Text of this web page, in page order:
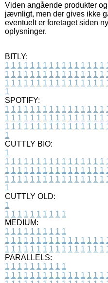
Viden angående produkter
jævnligt, men der gives ikke
eventuelt er foretaget siden
oplysninger.
BITLY:
1 1 1 1 1 1 1 1 1 1 1 1 1 1 1 1
1 1 1 1 1 1 1 1 1 1 1 1 1 1 1 1
1 1 1 1 1 1 1 1 1 1 1 1 1 1 1 1
1
SPOTIFY:
1 1 1 1 1 1 1 1 1 1 1 1 1 1 1 1
1 1 1 1 1 1 1 1 1 1 1 1 1 1 1 1
1 1 1 1 1 1 1 1 1 1 1 1 1 1 1 1
1
CUTTLY BIO:
1
1 1 1 1 1 1 1 1 1 1 1 1 1 1 1 1
1 1 1 1 1 1 1 1 1 1 1 1 1 1 1 1
1 1 1 1 1 1 1 1 1 1 1 1 1 1 1 1
1
CUTTLY OLD:
1
1 1 1 1 1 1 1 1 1 1
MEDIUM:
1 1 1 1 1 1 1 1 1 1
1 1 1 1 1 1 1 1 1 1 1 1 1 1 1 1
1 1 1 1 1 1 1 1 1 1 1 1 1 1 1 1
PARALLELS:
1 1 1 1 1 1 1 1 1 1
1 1 1 1 1 1 1 1 1 1 1 1 1 1 1 1